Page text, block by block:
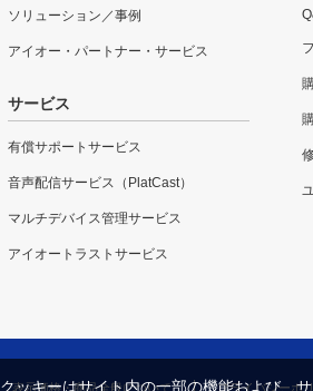
ソリューション／事例
アイオー・パートナー・サービス
サービス
有償サポートサービス
音声配信サービス（PlatCast）
マルチデバイス管理サービス
アイオートラストサービス
表示価格・商品全般について プライバシーポ
ッキーはサイト内の一部の機能および、